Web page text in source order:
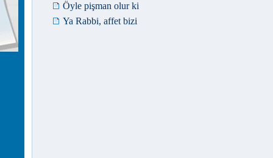
Öyle pişman olur ki
Ya Rabbi, affet bizi